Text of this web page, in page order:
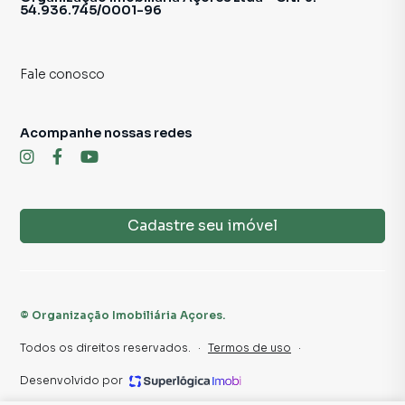
54.936.745/0001-96
Fale conosco
Cadastre seu imóvel
Acompanhe nossas redes
© Organização Imobiliária Açores.
Todos os direitos reservados. · Termos de uso ·
Desenvolvido por